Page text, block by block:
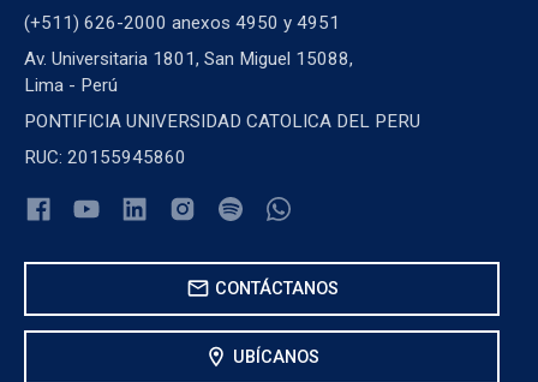
(+511) 626-2000 anexos 4950 y 4951
Av. Universitaria 1801, San Miguel 15088,
Lima - Perú
PONTIFICIA UNIVERSIDAD CATOLICA DEL PERU
RUC: 20155945860
mail CONTÁCTANOS
location_on UBÍCANOS